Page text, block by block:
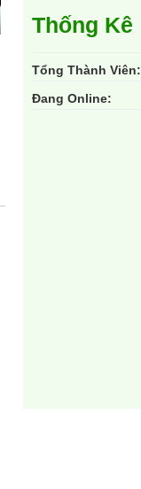
Thống Kê
Tổng Thành Viên:
Đang Online: